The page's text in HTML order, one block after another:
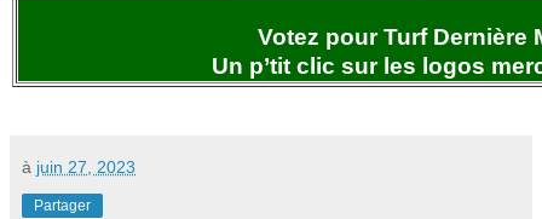
Votez pour Turf Dernière
Un p’tit clic sur les logos
à juin 27, 2023
Partager